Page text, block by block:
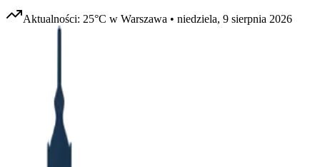
Aktualności: 25°C w Warszawa • niedziela, 9 sierpnia 2026